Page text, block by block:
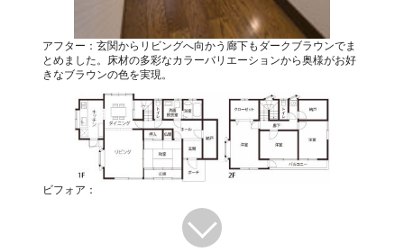
アフター：玄関からリビングへ向かう廊下もダークブラウンでま
とめました。床材の多彩なカラーバリエーションから奥様がお好
きなブラウンの色を実現。
ビフォア：